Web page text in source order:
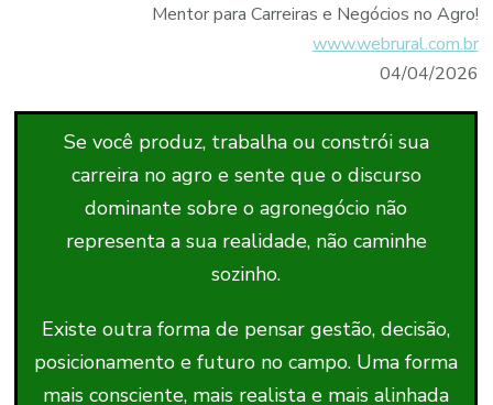
Mentor para Carreiras e Negócios no Agro!
www.webrural.com.br
04/04/2026
Se você produz, trabalha ou constrói sua
carreira no agro e sente que o discurso
dominante sobre o agronegócio não
representa a sua realidade, não caminhe
sozinho.
Existe outra forma de pensar gestão, decisão,
posicionamento e futuro no campo. Uma forma
mais consciente, mais realista e mais alinhada